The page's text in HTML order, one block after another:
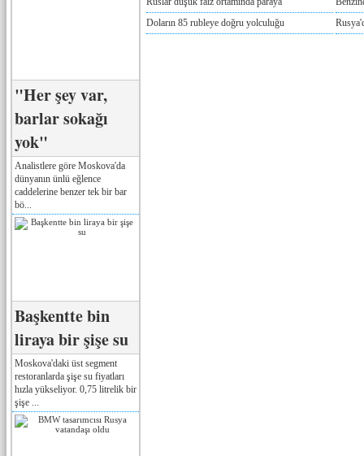
"Her şey var,
barlar sokağı
yok"
Analistlere göre Moskova'da
dünyanın ünlü eğlence
caddelerine benzer tek bir bar
bö...
Başkentte bin
liraya bir şişe su
Moskova'daki üst segment
restoranlarda şişe su fiyatları
hızla yükseliyor. 0,75 litrelik bir
şişe ...
Doların 85 rubleye doğru yolculuğu